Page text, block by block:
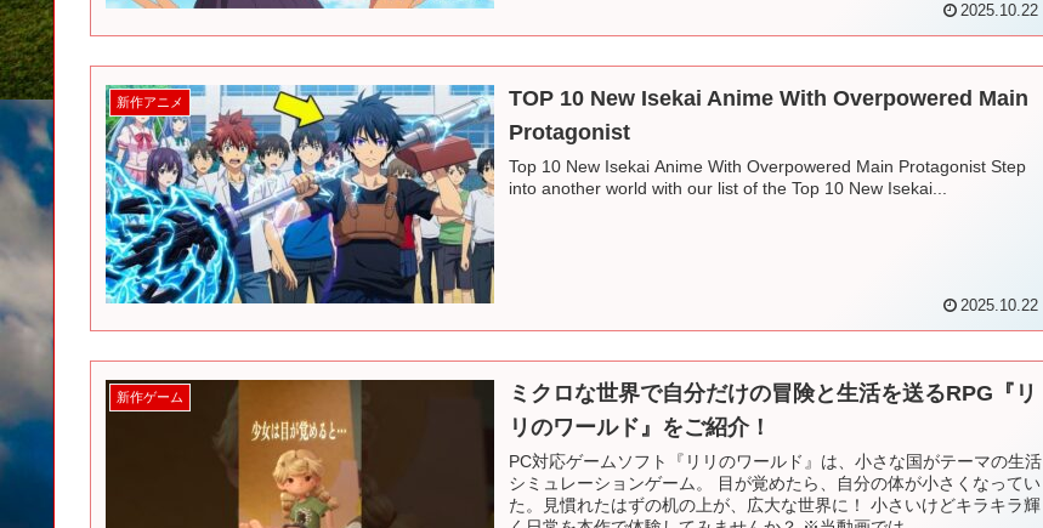
2025.10.22
新作アニメ
TOP 10 New Isekai Anime With Overpowered Main
Protagonist
Top 10 New Isekai Anime With Overpowered Main Protagonist Step
into another world with our list of the Top 10 New Isekai...
2025.10.22
新作ゲーム
ミクロな世界で自分だけの冒険と生活を送るRPG『リ
リのワールド』をご紹介！
PC対応ゲームソフト『リリのワールド』は、小さな国がテーマの生活
シミュレーションゲーム。 目が覚めたら、自分の体が小さくなってい
た。見慣れたはずの机の上が、広大な世界に！ 小さいけどキラキラ輝